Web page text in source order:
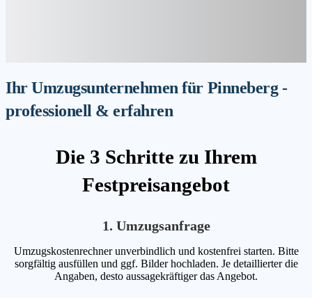
Ihr Umzugsunternehmen für Pinneberg -
professionell & erfahren
Die 3 Schritte zu Ihrem
Festpreisangebot
1. Umzugsanfrage
Umzugskostenrechner unverbindlich und kostenfrei starten. Bitte
sorgfältig ausfüllen und ggf. Bilder hochladen. Je detaillierter die
Angaben, desto aussagekräftiger das Angebot.